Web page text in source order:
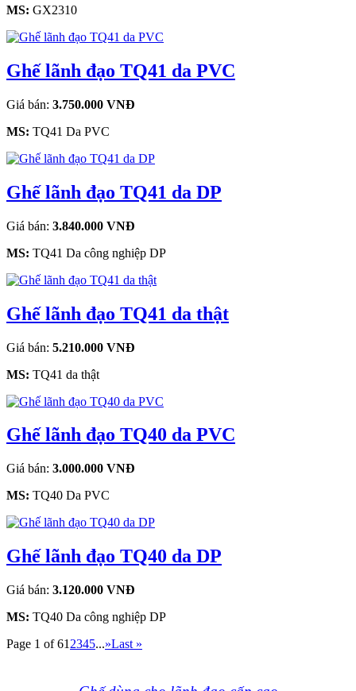
MS: GX2310
Ghế lãnh đạo TQ41 da PVC
Giá bán: 3.750.000 VNĐ
MS: TQ41 Da PVC
Ghế lãnh đạo TQ41 da DP
Giá bán: 3.840.000 VNĐ
MS: TQ41 Da công nghiệp DP
Ghế lãnh đạo TQ41 da thật
Giá bán: 5.210.000 VNĐ
MS: TQ41 da thật
Ghế lãnh đạo TQ40 da PVC
Giá bán: 3.000.000 VNĐ
MS: TQ40 Da PVC
Ghế lãnh đạo TQ40 da DP
Giá bán: 3.120.000 VNĐ
MS: TQ40 Da công nghiệp DP
Page 1 of 61 2345...»Last »